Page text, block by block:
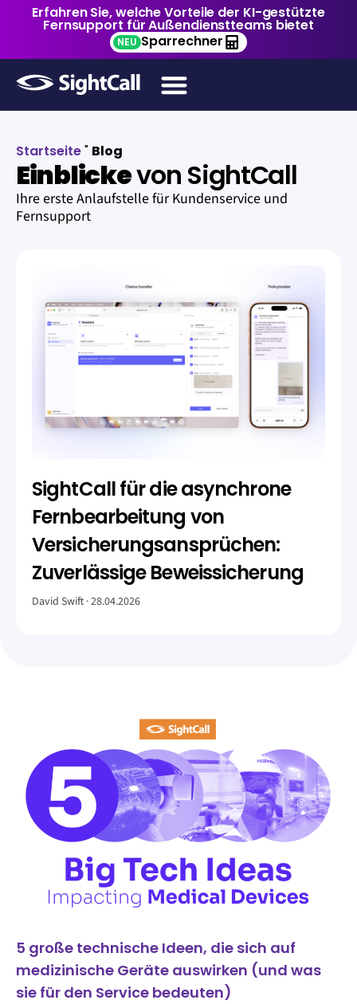
Erfahren Sie, welche Vorteile der KI-gestützte
Fernsupport für Außendienstteams bietet
NEU Sparrechner
Startseite" Blog
Einblickevon SightCall
Ihre erste Anlaufstelle für Kundenservice und
Fernsupport
SightCall für die asynchrone
Fernbearbeitung von
Versicherungsansprüchen:
Zuverlässige Beweissicherung
David Swift 28.04.2026
5 große technische Ideen, die sich auf
medizinische Geräte auswirken (und was
sie für den Service bedeuten)